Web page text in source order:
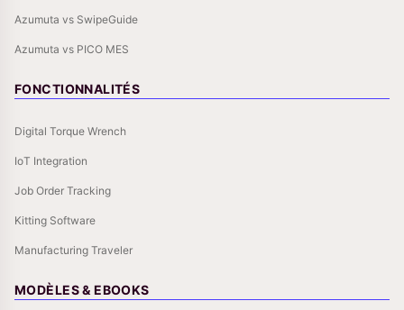
Azumuta vs SwipeGuide
Azumuta vs PICO MES
FONCTIONNALITÉS
Digital Torque Wrench
IoT Integration
Job Order Tracking
Kitting Software
Manufacturing Traveler
MODÈLES & EBOOKS